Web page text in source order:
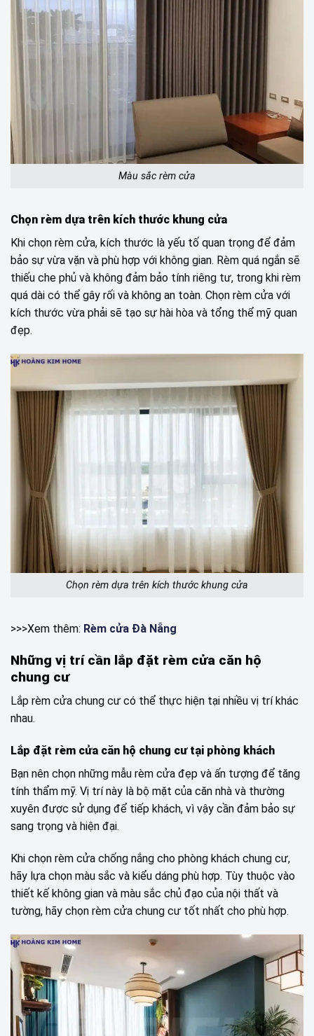
Màu sắc rèm cửa
Chọn rèm dựa trên kích thước khung cửa
Khi chọn rèm cửa, kích thước là yếu tố quan trọng để đảm
bảo sự vừa vặn và phù hợp với không gian. Rèm quá ngắn sẽ
thiếu che phủ và không đảm bảo tính riêng tư, trong khi rèm
quá dài có thể gây rối và không an toàn. Chọn rèm cửa với
kích thước vừa phải sẽ tạo sự hài hòa và tổng thể mỹ quan
đẹp.
Chọn rèm dựa trên kích thước khung cửa
>>>Xem thêm: Rèm cửa Đà Nẵng
Những vị trí cần lắp đặt rèm cửa căn hộ
chung cư
Lắp rèm cửa chung cư có thể thực hiện tại nhiều vị trí khác
nhau.
Lắp đặt rèm cửa căn hộ chung cư tại phòng khách
Bạn nên chọn những mẫu rèm cửa đẹp và ấn tượng để tăng
tính thẩm mỹ. Vị trí này là bộ mặt của căn nhà và thường
xuyên được sử dụng để tiếp khách, vì vậy cần đảm bảo sự
sang trọng và hiện đại.
Khi chọn rèm cửa chống nắng cho phòng khách chung cư,
hãy lựa chọn màu sắc và kiểu dáng phù hợp. Tùy thuộc vào
thiết kế không gian và màu sắc chủ đạo của nội thất và
tường, hãy chọn rèm cửa chung cư tốt nhất cho phù hợp.